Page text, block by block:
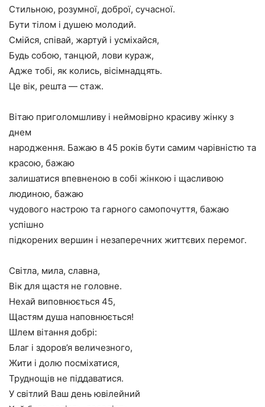
Стильною, розумної, доброї, сучасної.
Бути тілом і душею молодий.
Смійся, співай, жартуй і усміхайся,
Будь собою, танцюй, лови кураж,
Адже тобі, як колись, вісімнадцять.
Це вік, решта — стаж.
Вітаю приголомшливу і неймовірно красиву жінку з
днем
народження. Бажаю в 45 років бути самим чарівністю та
красою, бажаю
залишатися впевненою в собі жінкою і щасливою
людиною, бажаю
чудового настрою та гарного самопочуття, бажаю
успішно
підкорених вершин і незаперечних життєвих перемог.
Світла, мила, славна,
Вік для щастя не головне.
Нехай виповнюється 45,
Щастям душа наповнюється!
Шлем вітання добрі:
Благ і здоров’я величезного,
Жити і долю посміхатися,
Труднощів не піддаватися.
У світлий Ваш день ювілейний